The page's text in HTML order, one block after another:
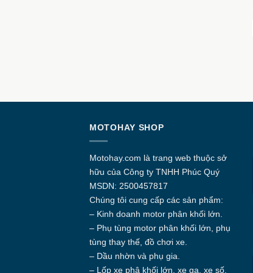
MOTOHAY SHOP
Motohay.com là trang web thuộc sở
hữu của Công ty TNHH Phúc Quý
MSDN: 2500457817
Chúng tôi cung cấp các sản phẩm:
– Kinh doanh motor phân khối lớn.
– Phụ tùng motor phân khối lớn, phụ
tùng thay thế, đồ chơi xe.
– Dầu nhờn và phụ gia.
– Lốp xe phâ khối lớn, xe ga, xe số.